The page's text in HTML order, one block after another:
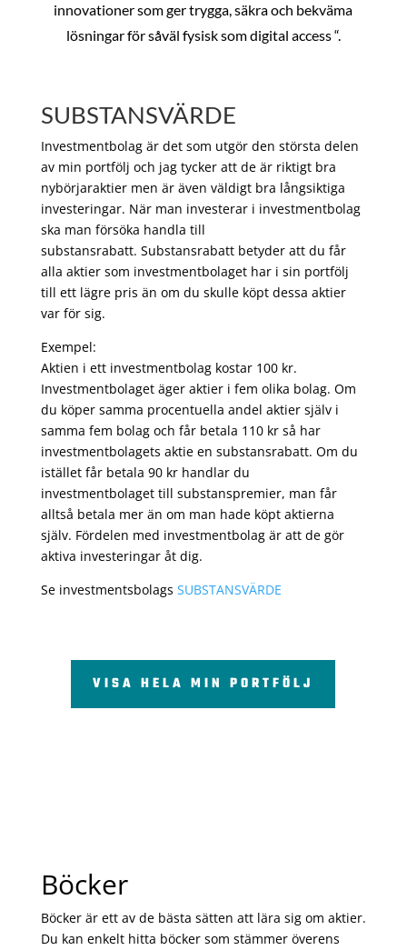
innovationer som ger trygga, säkra och bekväma
lösningar för såväl fysisk som digital access “.
SUBSTANSVÄRDE
Investmentbolag är det som utgör den största delen
av min portfölj och jag tycker att de är riktigt bra
nybörjaraktier men är även väldigt bra långsiktiga
investeringar. När man investerar i investmentbolag
ska man försöka handla till
substansrabatt. Substansrabatt betyder att du får
alla aktier som investmentbolaget har i sin portfölj
till ett lägre pris än om du skulle köpt dessa aktier
var för sig.
Exempel:
Aktien i ett investmentbolag kostar 100 kr.
Investmentbolaget äger aktier i fem olika bolag. Om
du köper samma procentuella andel aktier själv i
samma fem bolag och får betala 110 kr så har
investmentbolagets aktie en substansrabatt. Om du
istället får betala 90 kr handlar du
investmentbolaget till substanspremier, man får
alltså betala mer än om man hade köpt aktierna
själv. Fördelen med investmentbolag är att de gör
aktiva investeringar åt dig.
Se investmentsbolags SUBSTANSVÄRDE
VISA HELA MIN PORTFÖLJ
Böcker
Böcker är ett av de bästa sätten att lära sig om aktier.
Du kan enkelt hitta böcker som stämmer överens